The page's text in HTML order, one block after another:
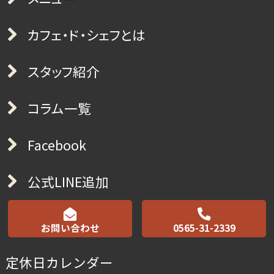
カフェ・ド・シェフとは
スタッフ紹介
コラム一覧
Facebook
公式LINE追加
お問い合わせ 0565-31-2339
定休日カレンダー